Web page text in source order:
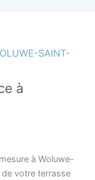
SAINT-
à
à Woluwe-
votre terrasse